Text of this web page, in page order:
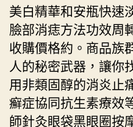
美白精華和安瓶快速
臉部消痣方法功效周
收購價格約。商品族
人的秘密武器，讓你
用非類固醇的消炎止
癬症協同抗生素療效
師針灸眼袋黑眼圈按